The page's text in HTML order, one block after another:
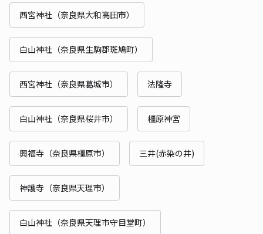
西宮神社（奈良県大和高田市）
白山神社（奈良県生駒郡斑鳩町）
西宮神社（奈良県葛城市） 法隆寺
白山神社（奈良県桜井市） 橿原神宮
興福寺（奈良県橿原市） 三井(赤染の井)
神護寺（奈良県天理市）
白山神社（奈良県天理市守目堂町）